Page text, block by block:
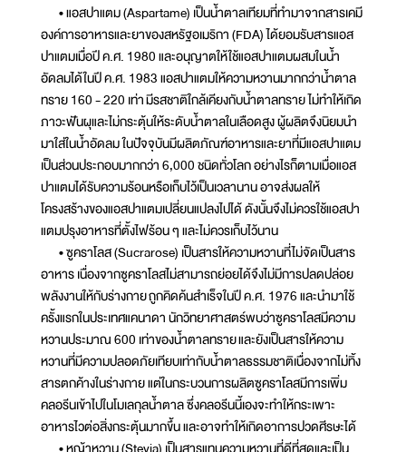
• แอสปาแตม (Aspartame) เป็นน้ำตาลเทียมที่ทำมาจากสารเคมี
องค์การอาหารและยาของสหรัฐอเมริกา (FDA) ได้ยอมรับสารแอส
ปาแตมเมื่อปี ค.ศ. 1980 และอนุญาตให้ใช้แอสปาแตมผสมในน้ำ
อัดลมได้ในปี ค.ศ. 1983 แอสปาแตมให้ความหวานมากกว่าน้ำตาล
ทราย 160 - 220 เท่า มีรสชาติใกล้เคียงกับน้ำตาลทราย ไม่ทำให้เกิด
ภาวะฟันผุและไม่กระตุ้นให้ระดับน้ำตาลในเลือดสูง ผู้ผลิตจึงนิยมนำ
มาใส่ในน้ำอัดลม ในปัจจุบันมีผลิตภัณฑ์อาหารและยาที่มีแอสปาแตม
เป็นส่วนประกอบมากกว่า 6,000 ชนิดทั่วโลก อย่างไรก็ตามเมื่อแอส
ปาแตมได้รับความร้อนหรือเก็บไว้เป็นเวลานาน อาจส่งผลให้
โครงสร้างของแอสปาแตมเปลี่ยนแปลงไปได้ ดังนั้นจึงไม่ควรใช้แอสปา
แตมปรุงอาหารที่ตั้งไฟร้อน ๆ และไม่ควรเก็บไว้นาน
• ซูคราโลส (Sucrarose) เป็นสารให้ความหวานที่ไม่จัดเป็นสาร
อาหาร เนื่องจากซูคราโลสไม่สามารถย่อยได้จึงไม่มีการปลดปล่อย
พลังงานให้กับร่างกาย ถูกคิดค้นสำเร็จในปี ค.ศ. 1976 และนำมาใช้
ครั้งแรกในประเทศแคนาดา นักวิทยาศาสตร์พบว่าซูคราโลสมีความ
หวานประมาณ 600 เท่าของน้ำตาลทราย และยังเป็นสารให้ความ
หวานที่มีความปลอดภัยเทียบเท่ากับน้ำตาลธรรมชาติเนื่องจากไม่ทิ้ง
สารตกค้างในร่างกาย แต่ในกระบวนการผลิตซูคราโลสมีการเพิ่ม
คลอรีนเข้าไปในโมเลกุลน้ำตาล ซึ่งคลอรีนนี้เองจะทำให้กระเพาะ
อาหารไวต่อสิ่งกระตุ้นมากขึ้น และอาจทำให้เกิดอาการปวดศีรษะได้